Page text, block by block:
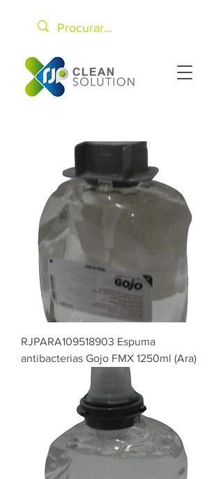
RJPARA109518903 Espuma
antibacterias Gojo FMX 1250ml (Ara)